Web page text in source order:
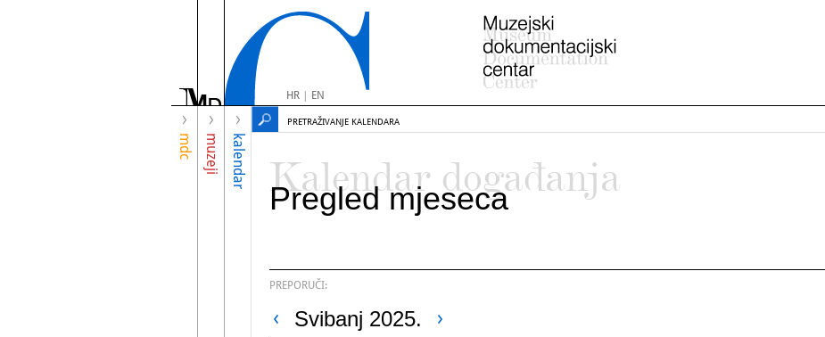
HR| EN
mdc muzeji kalendar
PRETRAŽIVANJE KALENDARA
Kalendar događanja
Pregled mjeseca
PREPORUČI:
Svibanj 2025.